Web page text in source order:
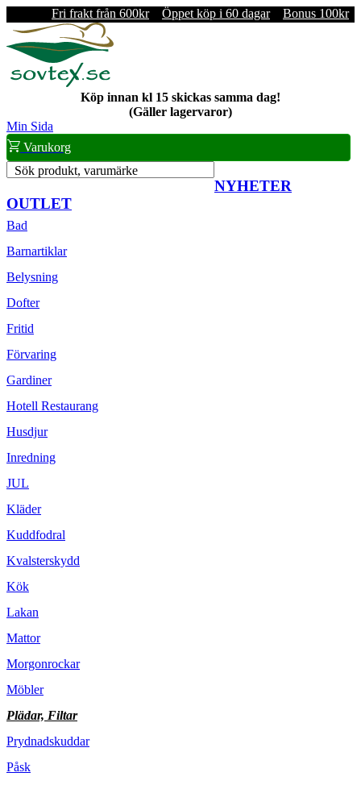
Fri frakt från 600kr Öppet köp i 60 dagar Bonus 100kr
Köp innan kl 15 skickas samma dag!
(Gäller lagervaror)
Min Sida
Varukorg
Sök produkt, varumärke
NYHETER
OUTLET
Bad
Barnartiklar
Belysning
Dofter
Fritid
Förvaring
Gardiner
Hotell Restaurang
Husdjur
Inredning
JUL
Kläder
Kuddfodral
Kvalsterskydd
Kök
Lakan
Mattor
Morgonrockar
Möbler
Plädar, Filtar
Prydnadskuddar
Påsk